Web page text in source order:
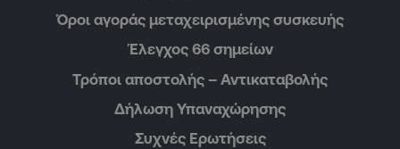
Όροι αγοράς μεταχειρισμένης συσκευής
Έλεγχος 66 σημείων
Τρόποι αποστολής – Αντικαταβολής
Δήλωση Υπαναχώρησης
Συχνές Ερωτήσεις